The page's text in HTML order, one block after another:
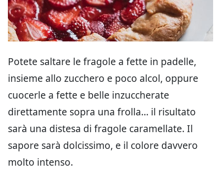
Potete saltare le fragole a fette in padelle,
insieme allo zucchero e poco alcol, oppure
cuocerle a fette e belle inzuccherate
direttamente sopra una frolla… il risultato
sarà una distesa di fragole caramellate. Il
sapore sarà dolcissimo, e il colore davvero
molto intenso.